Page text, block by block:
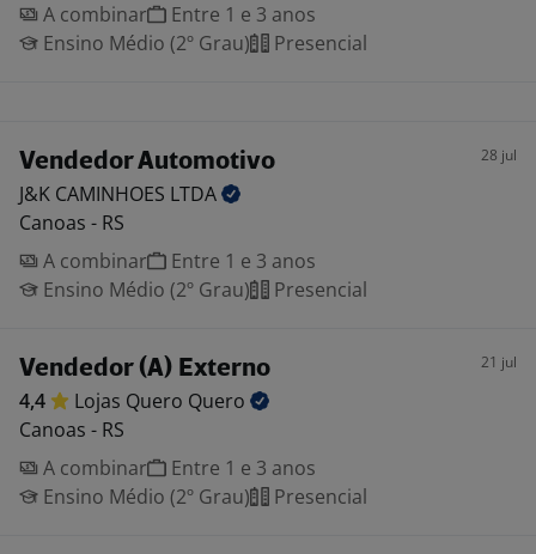
A combinar
Entre 1 e 3 anos
Ensino Médio (2º Grau)
Presencial
Vendedor Automotivo 28 jul
J&K CAMINHOES LTDA
Canoas - RS
A combinar
Entre 1 e 3 anos
Ensino Médio (2º Grau)
Presencial
Vendedor (A) Externo 21 jul
4,4 Lojas Quero Quero
Canoas - RS
A combinar
Entre 1 e 3 anos
Ensino Médio (2º Grau)
Presencial